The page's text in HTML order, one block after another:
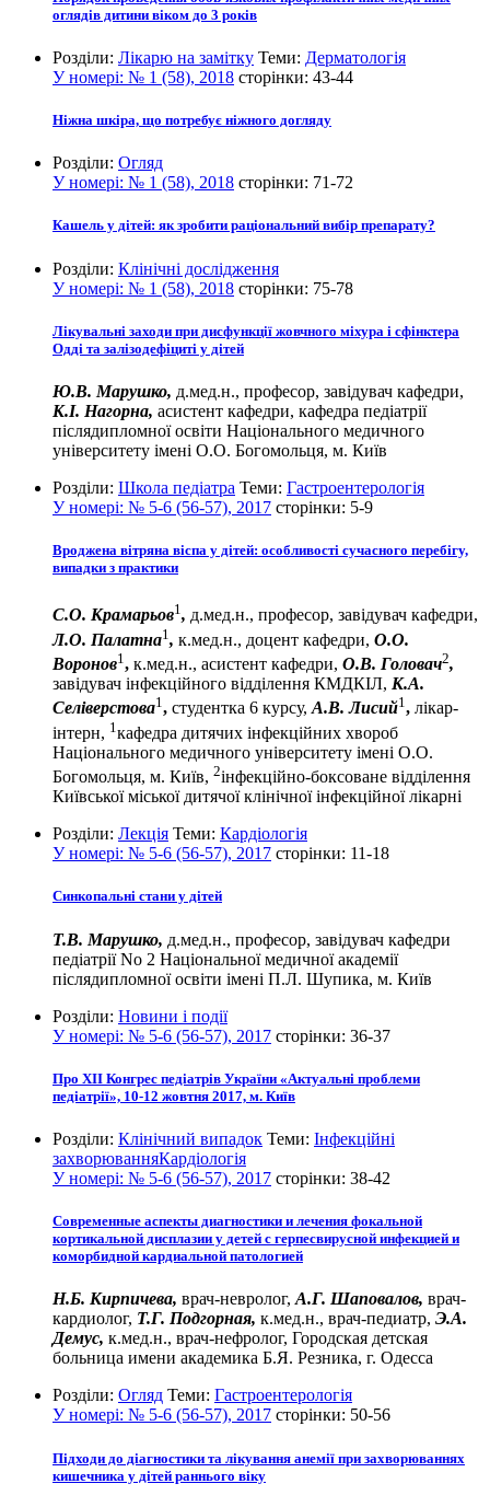
оглядів дитини віком до 3 років
Розділи: Лікарю на замітку Теми: Дерматологія
У номері: № 1 (58), 2018 сторінки: 43-44
Ніжна шкіра, що потребує ніжного догляду
Розділи: Огляд
У номері: № 1 (58), 2018 сторінки: 71-72
Кашель у дітей: як зробити раціональний вибір препарату?
Розділи: Клінічні дослідження
У номері: № 1 (58), 2018 сторінки: 75-78
Лікувальні заходи при дисфункції жовчного міхура і сфінктера
Одді та залізодефіциті у дітей
Ю.В. Марушко, д.мед.н., професор, завідувач кафедри,
К.І. Нагорна, асистент кафедри, кафедра педіатрії
післядипломної освіти Національного медичного
університету імені О.О. Богомольця, м. Київ
Розділи: Школа педіатра Теми: Гастроентерологія
У номері: № 5-6 (56-57), 2017 сторінки: 5-9
Вроджена вітряна віспа у дітей: особливості сучасного перебігу,
випадки з практики
C.О. Крамарьов1, д.мед.н., професор, завідувач кафедри,
Л.О. Палатна1 , к.мед.н., доцент кафедри, О.О.
Воронов1, к.мед.н., асистент кафедри, О.В. Головач2,
завідувач інфекційного відділення КМДКІЛ, К.А.
Селіверстова1, студентка 6 курсу,А.В. Лисий1, лікар-
інтерн, 1 кафедра дитячих інфекційних хвороб
Національного медичного університету імені О.О.
Богомольця, м. Київ, 2інфекційно-боксоване відділення
Київської міської дитячої клінічної інфекційної лікарні
Розділи: Лекція Теми: Кардіологія
У номері: № 5-6 (56-57), 2017 сторінки: 11-18
Синкопальні стани у дітей
Т.В. Марушко, д.мед.н., професор, завідувач кафедри
педіатрії No 2 Національної медичної академії
післядипломної освіти імені П.Л. Шупика, м. Київ
Розділи: Новини і події
У номері: № 5-6 (56-57), 2017 сторінки: 36-37
Про ХІІ Конгрес педіатрів України «Актуальні проблеми
педіатрії», 10-12 жовтня 2017, м. Київ
Розділи: Клінічний випадок Теми: Інфекційні
захворюванняКардіологія
У номері: № 5-6 (56-57), 2017 сторінки: 38-42
Современные аспекты диагностики и лечения фокальной
кортикальной дисплазии у детей с герпесвирусной инфекцией и
коморбидной кардиальной патологией
Н.Б. Кирпичева, врач-невролог, А.Г. Шаповалов, врач-
кардиолог, Т.Г. Подгорная, к.мед.н., врач-педиатр, Э.А.
Демус, к.мед.н., врач-нефролог, Городская детская
больница имени академика Б.Я. Резника, г. Одесса
Розділи: Огляд Теми: Гастроентерологія
У номері: № 5-6 (56-57), 2017 сторінки: 50-56
Підходи до діагностики та лікування анемії при захворюваннях
кишечника у дітей раннього віку